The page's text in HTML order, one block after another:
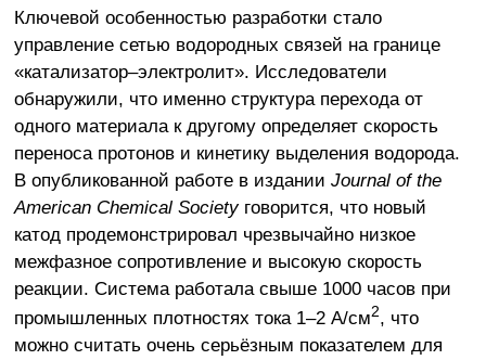
Ключевой особенностью разработки стало
управление сетью водородных связей на границе
«катализатор–электролит». Исследователи
обнаружили, что именно структура перехода от
одного материала к другому определяет скорость
переноса протонов и кинетику выделения водорода.
В опубликованной работе в издании Journal of the
American Chemical Societyговорится, что новый
катод продемонстрировал чрезвычайно низкое
межфазное сопротивление и высокую скорость
реакции. Система работала свыше 1000 часов при
промышленных плотностях тока 1–2 А/см2, что
можно считать очень серьёзным показателем для